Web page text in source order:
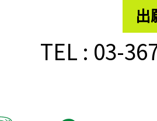
出
TEL : 03-